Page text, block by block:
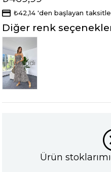
₺42,14 'den başlayan
Diğer renk
Tükendi
Ürün